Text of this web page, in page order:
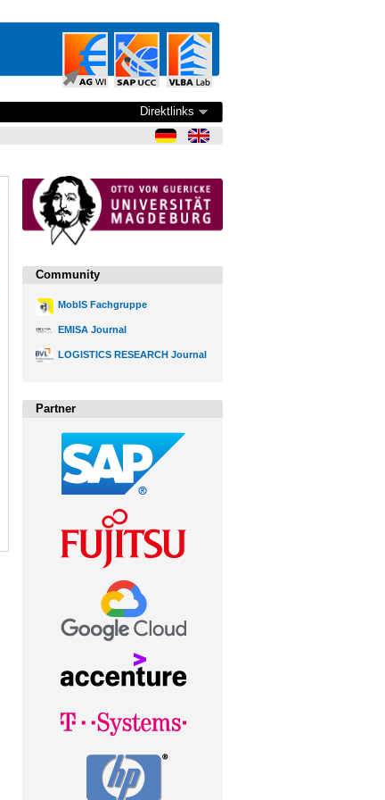
Direktlinks
Community
MobIS Fachgruppe
EMISA Journal
LOGISTICS RESEARCH Journal
Partner